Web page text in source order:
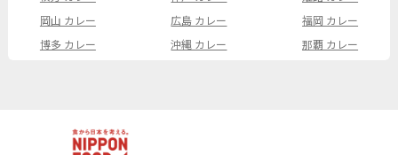
岡山 カレー
広島 カレー
福岡 カレー
博多 カレー
沖縄 カレー 那覇 カレー